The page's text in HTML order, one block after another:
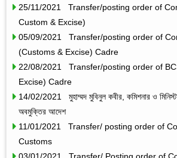
25/11/2021 Transfer/posting order of
Custom & Excise)
05/09/2021 Transfer/posting order of
(Customs & Excise) Cadre
22/08/2021 Transfer/posting order of
Excise) Cadre
14/02/2021 মুহাম্মদ মুবিনুল কবীর, কমিশনার ও
অবমুক্তির আদেশ
11/01/2021 Transfer/ posting order of
Customs
03/01/2021 Transfer/ Posting order of